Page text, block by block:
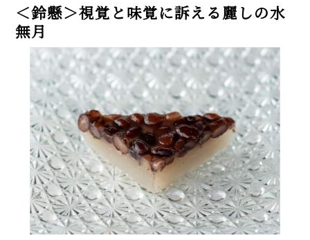
＜鈴懸＞視覚と味覚に訴える麗しの水
無月